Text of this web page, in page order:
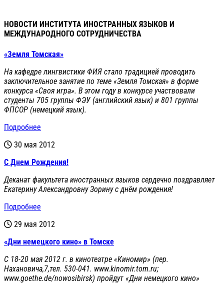
НОВОСТИ ИНСТИТУТА ИНОСТРАННЫХ ЯЗЫКОВ И
МЕЖДУНАРОДНОГО СОТРУДНИЧЕСТВА
«Земля Томская»
На кафедре лингвистики ФИЯ стало традицией проводить
заключительное занятие по теме «Земля Томская» в форме
конкурса «Своя игра». В этом году в конкурсе участвовали
студенты 705 группы ФЭУ (английский язык) и 801 группы
ФПСОР (немецкий язык).
Подробнее
30 мая 2012
С Днем Рождения!
Деканат факультета иностранных языков сердечно поздравляет
Екатерину Александровну Зорину с днём рождения!
Подробнее
29 мая 2012
«Дни немецкого кино» в Томске
C 18-20 мая 2012 г. в кинотеатре «Киномир» (пер.
Нахановича,7,тел. 530-041. www.kinomir.tom.ru;
www.goethe.de/nowosibirsk) пройдут «Дни немецкого кино»